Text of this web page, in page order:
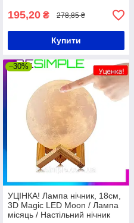
195,20 ₴ 278,85 ₴
Купити
–30%
УЦІНКА! Лампа нічник, 18см,
3D Magic LED Moon / Лампа
місяць / Настільний нічник